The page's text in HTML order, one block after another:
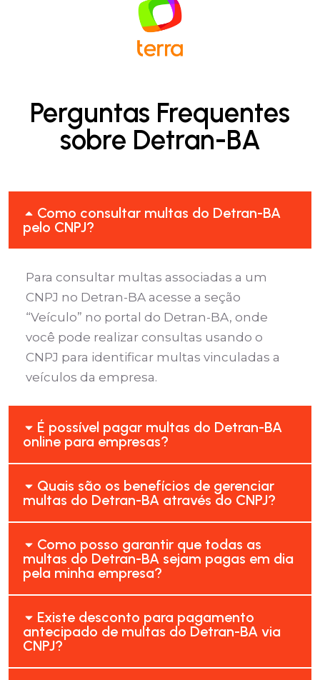
Perguntas Frequentes
sobre Detran-BA
Como consultar multas do Detran-BA
pelo CNPJ?
Para consultar multas associadas a um
CNPJ no Detran-BA acesse a seção
“Veículo” no portal do Detran-BA, onde
você pode realizar consultas usando o
CNPJ para identificar multas vinculadas a
veículos da empresa.
É possível pagar multas do Detran-BA
online para empresas?
Quais são os benefícios de gerenciar
multas do Detran-BA através do CNPJ?
Como posso garantir que todas as
multas do Detran-BA sejam pagas em dia
pela minha empresa?
Existe desconto para pagamento
antecipado de multas do Detran-BA via
CNPJ?